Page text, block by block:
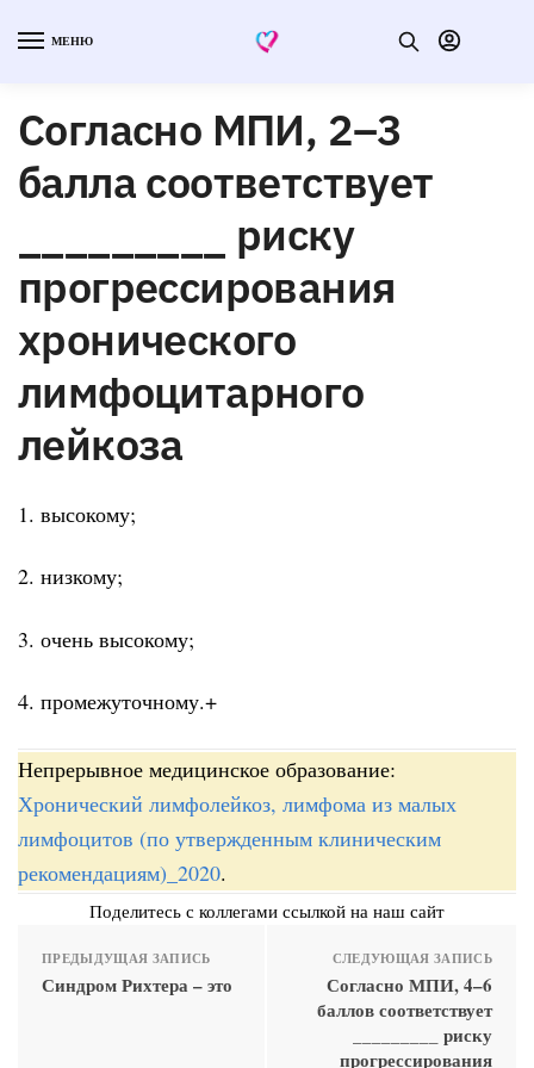
МЕНЮ
Согласно МПИ, 2–3
балла соответствует
_________ риску
прогрессирования
хронического
лимфоцитарного
лейкоза
1. высокому;
2. низкому;
3. очень высокому;
4. промежуточному.+
Непрерывное медицинское образование:
Хронический лимфолейкоз, лимфома из малых
лимфоцитов (по утвержденным клиническим
рекомендациям)_2020.
Поделитесь с коллегами ссылкой на наш сайт
ПРЕДЫДУЩАЯ ЗАПИСЬ
Синдром Рихтера – это
СЛЕДУЮЩАЯ ЗАПИСЬ
Согласно МПИ, 4–6
баллов соответствует
_________ риску
прогрессирования